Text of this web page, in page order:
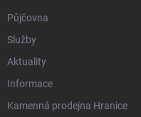
Půjčovna
Služby
Aktuality
Informace
Kamenná prodejna Hranice